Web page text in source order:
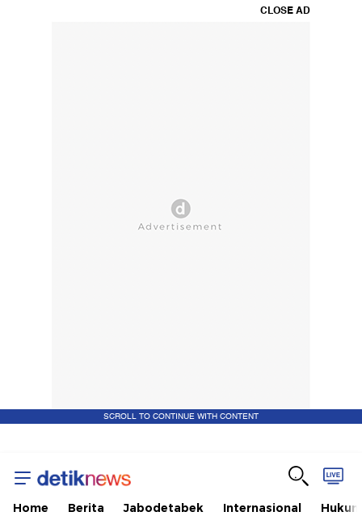
CLOSE AD
SCROLL TO CONTINUE WITH CONTENT
Home Berita Jabodetabek Internasional Hukum